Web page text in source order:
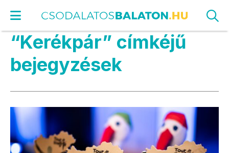
“Kerékpár” címkéjű
bejegyzések